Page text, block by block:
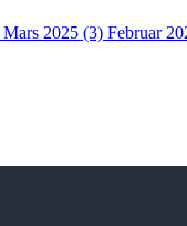
Mars 2025 (3) Februar